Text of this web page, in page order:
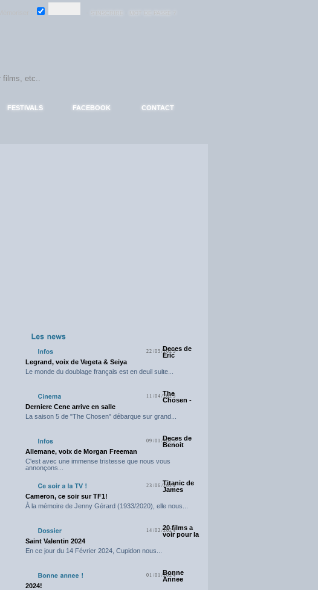
FESTIVALS FACEBOOK CONTACT
22/05/2025Deces de
Eric
Legrand, voix de Vegeta & Seiya
Le monde du doublage français est en deuil suite...
11/04/2025
The
Chosen -
Derniere Cene arrive en salle
La saison 5 de "The Chosen" débarque sur grand...
09/01/2025Deces de
Benoit
Allemane, voix de Morgan Freeman
C'est avec une immense tristesse que nous vous
annonçons...
23/06/2024Titanic de
James
Cameron, ce soir sur TF1!
À la mémoire de Jenny Gérard (1933/2020), elle nous...
14/02/202420 films a
voir pour la
Saint Valentin 2024
En ce jour du 14 Février 2024, Cupidon nous...
01/01/2024
Bonne
Annee
2024!